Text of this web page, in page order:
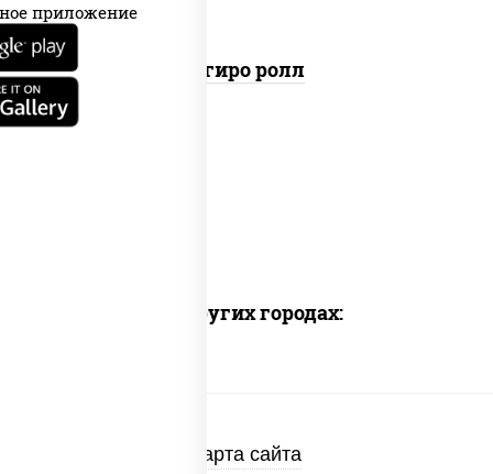
приложение
Агиро ролл
Доставка в других городах:
Карта сайта